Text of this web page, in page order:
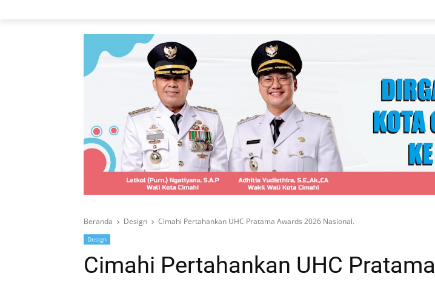
Beranda Design Cimahi Pertahankan UHC Pratama Awards 2026 Nasional.
Design
Cimahi Pertahankan UHC Pratama